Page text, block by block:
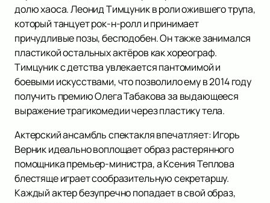
долю хаоса. Леонид Тимцуник в роли ожившего трупа,
который танцует рок-н-ролл и принимает
причудливые позы, бесподобен. Он также занимался
пластикой остальных актёров как хореограф.
Тимцуник с детства увлекается пантомимой и
боевыми искусствами, что позволило ему в 2014 году
получить премию Олега Табакова за выдающееся
выражение трагикомедии через пластику тела.
Актерский ансамбль спектакля впечатляет: Игорь
Верник идеально воплощает образ растерянного
помощника премьер-министра, а Ксения Теплова
блестяще играет сообразительную секретаршу.
Каждый актер безупречно попадает в свой образ,